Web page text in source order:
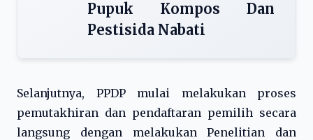
Pupuk Kompos Dan
Pestisida Nabati
Selanjutnya, PPDP mulai melakukan proses
pemutakhiran dan pendaftaran pemilih secara
langsung dengan melakukan Penelitian dan